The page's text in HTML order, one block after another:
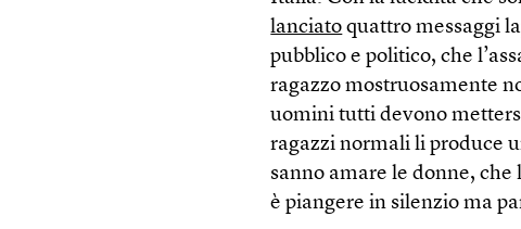
lanciato quattro messaggi
pubblico e politico, che
ragazzo mostruosamente
uomini tutti devono
ragazzi normali li produce
sanno amare le donne,
è piangere in silenzio ma